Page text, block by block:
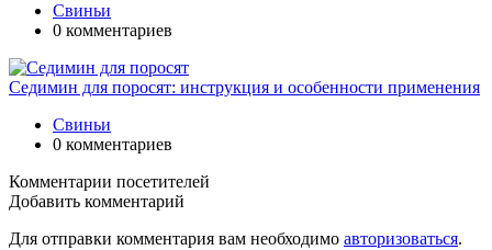
Свиньи
0 комментариев
Седимин для поросят: инструкция и особенности применения
Свиньи
0 комментариев
Комментарии посетителей
Добавить комментарий
Для отправки комментария вам необходимо авторизоваться.